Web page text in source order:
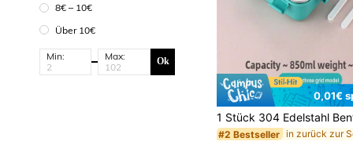
8€ – 10€
Über 10€
Min: Max: Ok
0,01€
#2 Bestseller